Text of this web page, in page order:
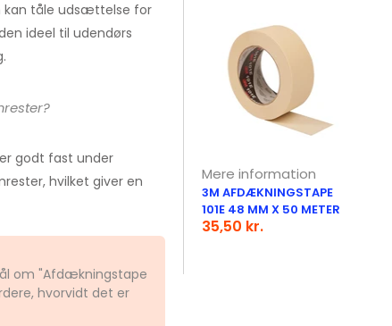
kan tåle udsættelse for
ideel til udendørs
godt fast under
hvilket giver en
om "Afdækningstape
hvorvidt det er
Mere information
3M AFDÆKNINGSTAPE
101E 48 MM X 50 METER
35,50 kr.